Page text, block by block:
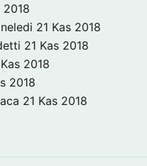
2018
21 Kas 2018
21 Kas 2018
2018
2018
21 Kas 2018